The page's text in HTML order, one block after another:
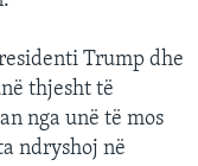
Trump dhe
thjesht të
nga unë të mos
ndryshoj në